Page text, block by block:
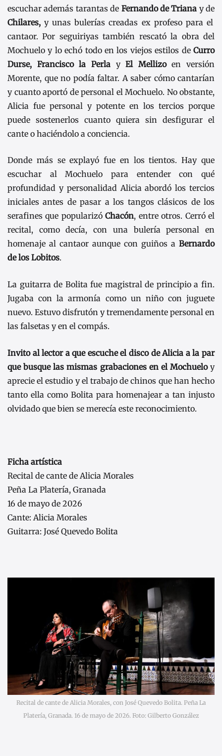
escuchar además tarantas de Fernando de Triana y de
Chilares, y unas bulerías creadas ex profeso para el
cantaor. Por seguiriyas también rescató la obra del
Mochuelo y lo echó todo en los viejos estilos de Curro
Durse, Francisco la PerlayEl Mellizoen versión
Morente, que no podía faltar. A saber cómo cantarían
y cuanto aportó de personal el Mochuelo. No obstante,
Alicia fue personal y potente en los tercios porque
puede sostenerlos cuanto quiera sin desfigurar el
cante o haciéndolo a conciencia.
Donde más se explayó fue en los tientos. Hay que
escuchar al Mochuelo para entender con qué
profundidad y personalidad Alicia abordó los tercios
iniciales antes de pasar a los tangos clásicos de los
serafines que popularizóChacón, entre otros. Cerró el
recital, como decía, con una bulería personal en
homenaje al cantaor aunque con guiños a Bernardo
de los Lobitos.
La guitarra de Bolita fue magistral de principio a fin.
Jugaba con la armonía como un niño con juguete
nuevo. Estuvo disfrutón y tremendamente personal en
las falsetas y en el compás.
Invito al lector a que escuche el disco de Alicia a la par
que busque las mismas grabaciones en el Mochueloy
aprecie el estudio y el trabajo de chinos que han hecho
tanto ella como Bolita para homenajear a tan injusto
olvidado que bien se merecía este reconocimiento.
Ficha artística
Recital de cante de Alicia Morales
Peña La Platería, Granada
16 de mayo de 2026
Cante: Alicia Morales
Guitarra: José Quevedo Bolita
Recital de cante de Alicia Morales, con José Quevedo Bolita. Peña La
Platería, Granada. 16 de mayo de 2026. Foto: Gilberto González